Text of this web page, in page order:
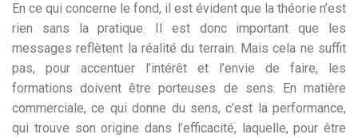
En ce qui concerne le fond, il est évident que la théorie n’est
rien sans la pratique. Il est donc important que les
messages reflètent la réalité du terrain. Mais cela ne suffit
pas, pour accentuer l’intérêt et l’envie de faire, les
formations doivent être porteuses de sens. En matière
commerciale, ce qui donne du sens, c’est la performance,
qui trouve son origine dans l’efficacité, laquelle, pour être